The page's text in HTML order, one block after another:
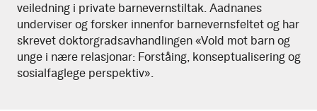
veiledning i private barnevernstiltak. Aadnanes
underviser og forsker innenfor barnevernsfeltet og har
skrevet doktorgradsavhandlingen «Vold mot barn og
unge i nære relasjonar: Forståing, konseptualisering og
sosialfaglege perspektiv».